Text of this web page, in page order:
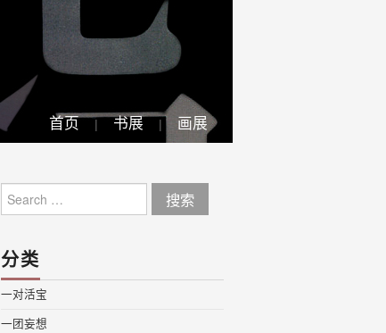
首页 书展 画展
for:
分类
一对活宝
一团妄想